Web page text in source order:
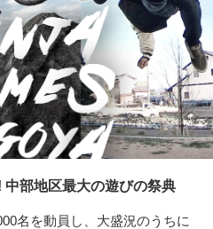
部地区最大の遊びの祭典
名を動員し、大盛況のうちに